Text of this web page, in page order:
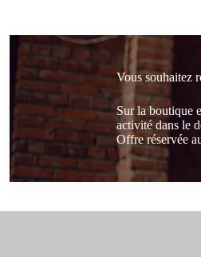
Vous souhaitez
Sur la boutique
activité dans le
Offre réservée